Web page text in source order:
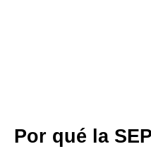
Por qué la